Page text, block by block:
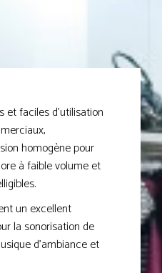
et faciles d’utilisation
homogène pour
à faible volume et
un excellent
la sonorisation de
d’ambiance et